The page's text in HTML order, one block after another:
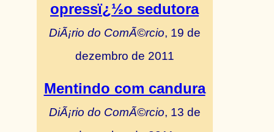
opressï¿½o sedutora
DiÃ¡rio do ComÃ©rcio, 19 de
dezembro de 2011
Mentindo com candura
DiÃ¡rio do ComÃ©rcio, 13 de